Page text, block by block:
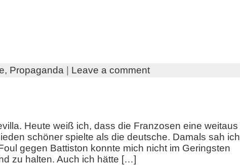
Propaganda | Leave a comment
Heute weiß ich, dass die Franzosen eine weitaus
schöner spielte als die deutsche. Damals sah ich
gegen Battiston konnte mich nicht im Geringsten
zu halten. Auch ich hätte […]